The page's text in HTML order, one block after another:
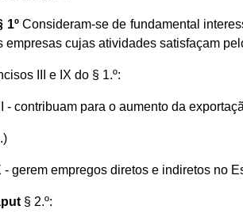
1ºConsideram-se de fundamental
empresas cujas atividades satisfaçam
III e IX do § 1.º:
- contribuam para o aumento da
- gerem empregos diretos e indiretos no
§ 2.º: